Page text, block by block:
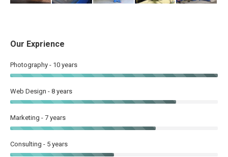
Our Exprience
Photography - 10 years
Web Design - 8 years
Marketing - 7 years
Consulting - 5 years